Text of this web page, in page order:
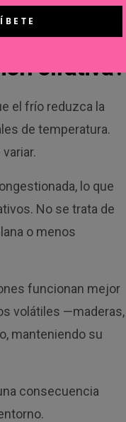
actúe como se
olfativa?
el frío reduzca la
de temperatura.
lo que
No se trata de
o menos
funcionan mejor
volátiles —maderas,
manteniendo su
consecuencia